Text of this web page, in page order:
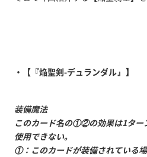
・【『焔聖剣-デュランダル』 】
装備魔法
このカード名の①②の効果は1ター
使用できない。
①：このカードが装備されている